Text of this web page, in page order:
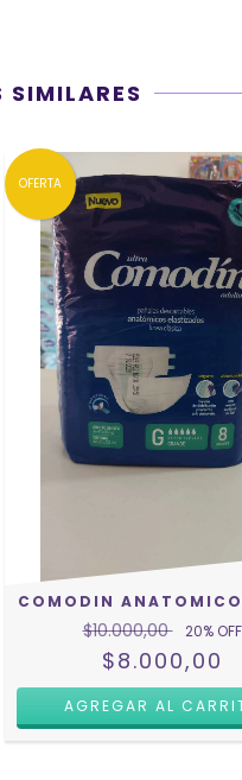
SIMILARES
OFERTA
COMODIN
$10.000,00 20% OFF
$8.000,00